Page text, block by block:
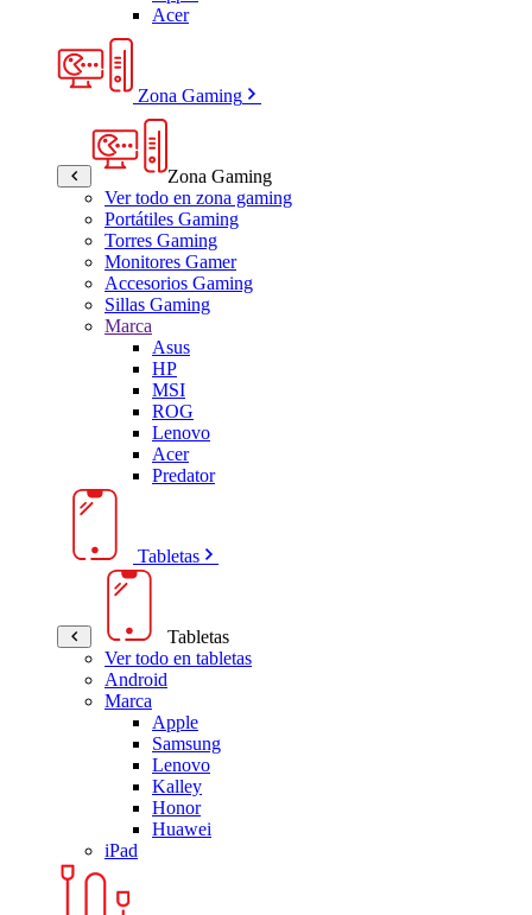
Acer
Zona Gaming
Zona Gaming
Ver todo en zona gaming
Portátiles Gaming
Torres Gaming
Monitores Gamer
Accesorios Gaming
Sillas Gaming
Marca
Asus
HP
MSI
ROG
Lenovo
Acer
Predator
Tabletas
Tabletas
Ver todo en tabletas
Android
Marca
Apple
Samsung
Lenovo
Kalley
Honor
Huawei
iPad